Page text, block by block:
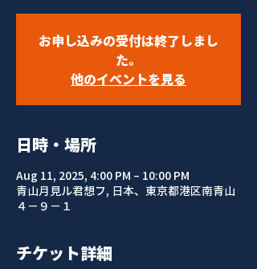
お申し込みの受付は終了しまし
た。
他のイベントを見る
日時・場所
Aug 11, 2025, 4:00 PM – 10:00 PM
青山月見ル君想フ, 日本、東京都港区南青山
４−９−１
チケット詳細